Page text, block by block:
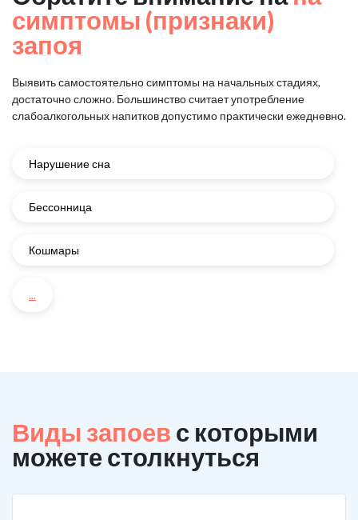
симптомы (признаки)
запоя
Выявить самостоятельно симптомы на начальных стадиях,
достаточно сложно. Большинство считает употребление
слабоалкогольных напитков допустимо практически ежедневно.
Нарушение сна
Бессонница
Кошмары
...
Виды запоев с которыми
можете столкнуться